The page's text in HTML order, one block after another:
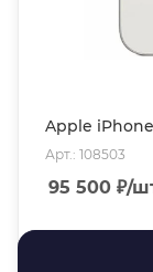
Apple
Арт.: 108503
95 500 ₽/